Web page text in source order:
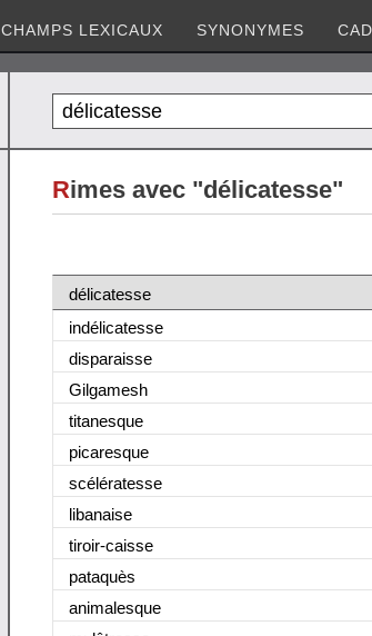
CHAMPS LEXICAUX SYNONYMES
Rimes avec "délicatesse"
délicatesse
indélicatesse
disparaisse
Gilgamesh
titanesque
picaresque
scélératesse
libanaise
tiroir-caisse
pataquès
animalesque